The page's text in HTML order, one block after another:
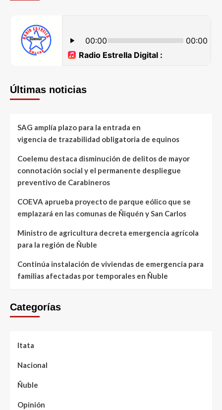
Últimas noticias
SAG amplía plazo para la entrada en
vigencia de trazabilidad obligatoria de equinos
Coelemu destaca disminución de delitos de mayor
connotación social y el permanente despliegue
preventivo de Carabineros
COEVA aprueba proyecto de parque eólico que se
emplazará en las comunas de Ñiquén y San Carlos
Ministro de agricultura decreta emergencia agrícola
para la región de Ñuble
Continúa instalación de viviendas de emergencia para
familias afectadas por temporales en Ñuble
Categorías
Itata
Nacional
Ñuble
Opinión